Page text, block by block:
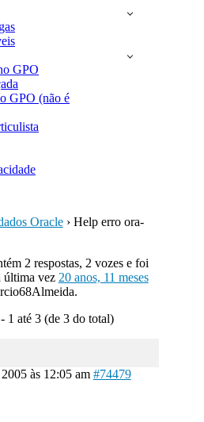
GPO
GPO (não é
Oracle › Help erro ora-
2 respostas, 2 vozes e foi
última vez 20 anos, 11 meses
1 até 3 (de 3 do total)
às 12:05 am #74479